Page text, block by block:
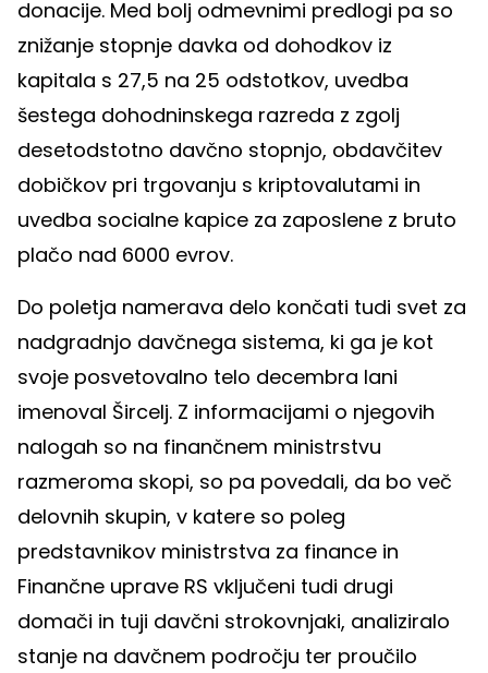
donacije. Med bolj odmevnimi predlogi pa so
znižanje stopnje davka od dohodkov iz
kapitala s 27,5 na 25 odstotkov, uvedba
šestega dohodninskega razreda z zgolj
desetodstotno davčno stopnjo, obdavčitev
dobičkov pri trgovanju s kriptovalutami in
uvedba socialne kapice za zaposlene z bruto
plačo nad 6000 evrov.
Do poletja namerava delo končati tudi svet za
nadgradnjo davčnega sistema, ki ga je kot
svoje posvetovalno telo decembra lani
imenoval Šircelj. Z informacijami o njegovih
nalogah so na finančnem ministrstvu
razmeroma skopi, so pa povedali, da bo več
delovnih skupin, v katere so poleg
predstavnikov ministrstva za finance in
Finančne uprave RS vključeni tudi drugi
domači in tuji davčni strokovnjaki, analiziralo
stanje na davčnem področju ter proučilo